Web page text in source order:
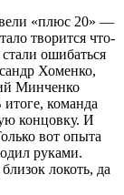
«плюс 20» —
творится что-
ошибаться
Хоменко,
Минченко
команда
концовку. И
вот опыта
руками.
локоть, да